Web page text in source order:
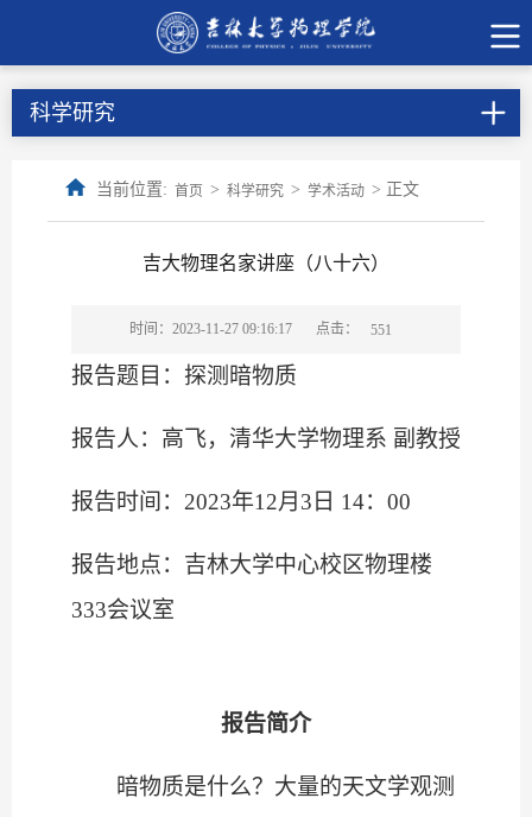
科学研究
当前位置: 首页 > 科学研究 > 学术活动 > 正文
吉大物理名家讲座（八十六）
时间：2023-11-27 09:16:17 点击： 551
报告题目：探测暗物质
报告人：高飞，清华大学物理系 副教授
报告时间： 2023年12月 3 日 14： 00
报告地点：吉林大学中心校区物理楼
333会议室
报告简介
暗物质是什么？大量的天文学观测